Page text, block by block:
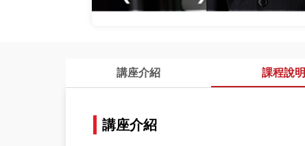
講座介紹 課程說明
講座介紹